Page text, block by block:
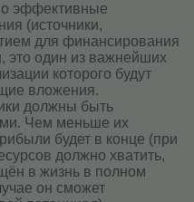
эффективные
(источники,
для финансирования
это один из важнейших
которого будут
вложения.
должны быть
Чем меньше их
будет в конце (при
должно хватить,
в жизнь в полном
он сможет